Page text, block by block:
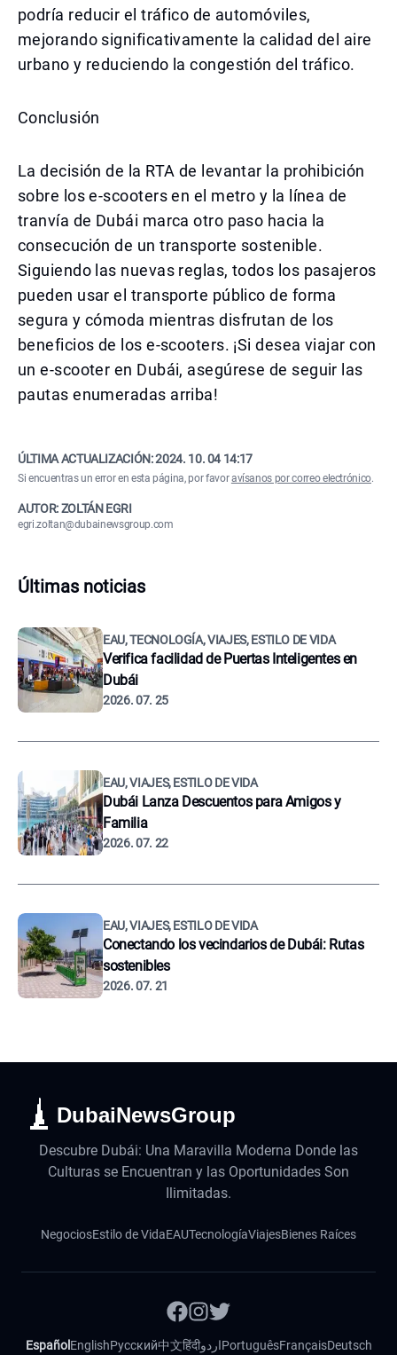
podría reducir el tráfico de automóviles,
mejorando significativamente la calidad del aire
urbano y reduciendo la congestión del tráfico.
Conclusión
La decisión de la RTA de levantar la prohibición
sobre los e-scooters en el metro y la línea de
tranvía de Dubái marca otro paso hacia la
consecución de un transporte sostenible.
Siguiendo las nuevas reglas, todos los pasajeros
pueden usar el transporte público de forma
segura y cómoda mientras disfrutan de los
beneficios de los e-scooters. ¡Si desea viajar con
un e-scooter en Dubái, asegúrese de seguir las
pautas enumeradas arriba!
ÚLTIMA ACTUALIZACIÓN:2024. 10. 04 14:17
Si encuentras un error en esta página, por favoravísanos por correo electrónico.
AUTOR: ZOLTÁN EGRI
egri.zoltan@dubainewsgroup.com
Últimas noticias
EAU, TECNOLOGÍA, VIAJES, ESTILO DE VIDA
Verifica facilidad de Puertas Inteligentes en
Dubái
2026. 07. 25
EAU, VIAJES, ESTILO DE VIDA
Dubái Lanza Descuentos para Amigos y
Familia
2026. 07. 22
EAU, VIAJES, ESTILO DE VIDA
Conectando los vecindarios de Dubái: Rutas
sostenibles
2026. 07. 21
DubaiNewsGroup
Descubre Dubái: Una Maravilla Moderna Donde las
Culturas se Encuentran y las Oportunidades Son
Ilimitadas.
NegociosEstilo de VidaEAUTecnologíaViajesBienes Raíces
Español EnglishРусский中文हिंदीاردوPortuguêsFrançaisDeutsch